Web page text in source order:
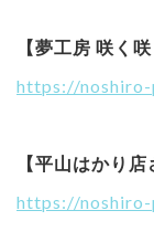
【夢工房 咲く咲
https://
【平山はかり店
https://